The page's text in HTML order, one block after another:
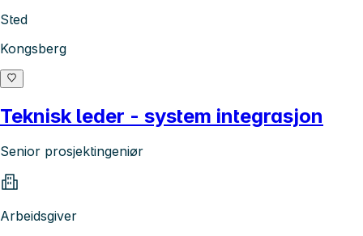
Sted
Kongsberg
Teknisk leder - system integrasjon
Senior prosjektingeniør
Arbeidsgiver